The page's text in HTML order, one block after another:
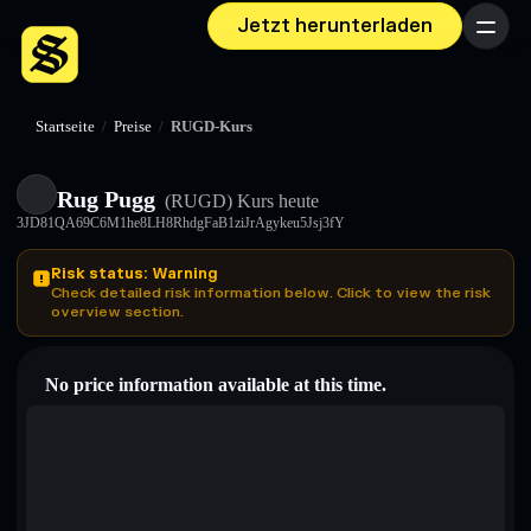
Jetzt herunterladen Menü
Startseite / Preise / RUGD-Kurs
Rug Pugg (RUGD) Kurs heute
3JD81QA69C6M1he8LH8RhdgFaB1ziJrAgykeu5Jsj3fY
Risk status: Warning
Check detailed risk information below. Click to view the risk
overview section.
No price information available at this time.